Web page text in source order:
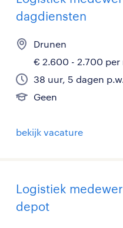
dagdiensten
Drunen
€ 2.600 - 2.700 per
38 uur, 5 dagen
Geen
bekijk vacature
Logistiek
depot